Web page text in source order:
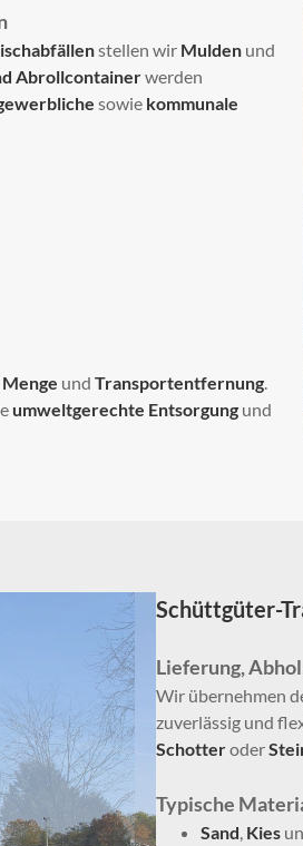
stellen wir Mulden und
Abrollcontainerwerden
sowie kommunale
Menge und Transportentfernung
umweltgerechte Entsorgung und
Schüttgüter-
Lieferung,
Wir übernehmen
zuverlässig und
Schotteroder
Typische
Sand Kies